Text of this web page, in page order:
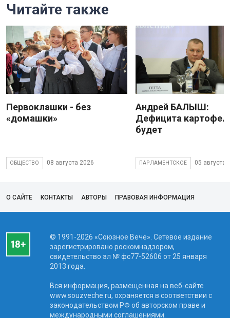
Читайте также
Первоклашки - без
«домашки»
ОБЩЕСТВО 08 августа 2026
Андрей БАЛЫШ:
Дефицита
будет
ПАРЛАМЕНТСКОЕ 05 августа
О САЙТЕ КОНТАКТЫ АВТОРЫ ПРАВОВАЯ ИНФОРМАЦИЯ
© 1991-2026 «Союзное Вече». Сетевое издание
зарегистрировано роскомнадзором,
свидетельство эл № фc77-52606 от 25 января
2013 года.
Вся информация, размещенная на веб-сайте
www.souzveche.ru, охраняется в соответствии с
законодательством РФ об авторском праве и
международными соглашениями.